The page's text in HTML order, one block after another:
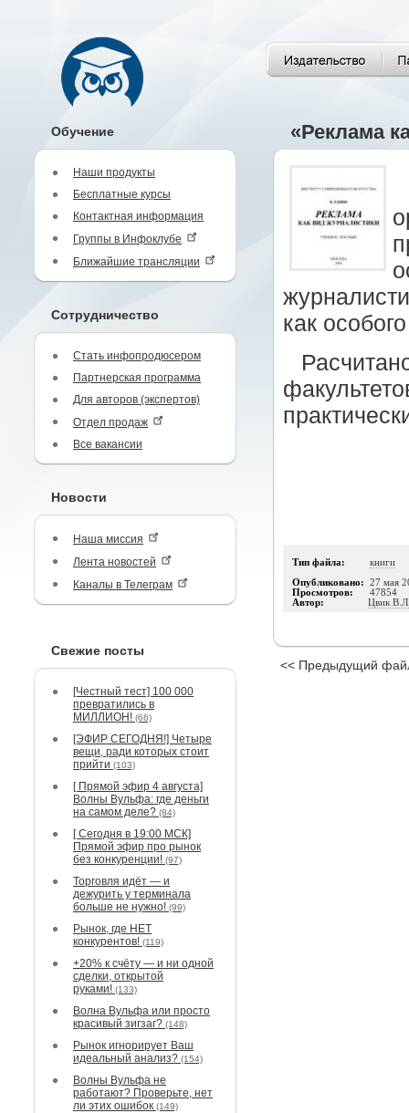
Обучение
Наши продукты
Бесплатные курсы
Контактная информация
Группы в Инфоклубе
Ближайшие трансляции
Сотрудничество
Стать инфопродюсером
Партнерская программа
Для авторов (экспертов)
Отдел продаж
Все вакансии
Новости
Наша миссия
Лента новостей
Каналы в Телеграм
Свежие посты
[Честный тест] 100 000
превратились в
МИЛЛИОН! (66)
[ЭФИР СЕГОДНЯ!] Четыре
вещи, ради которых стоит
прийти (103)
[ Прямой эфир 4 августа]
Волны Вульфа: где деньги
на самом деле? (84)
[ Сегодня в 19:00 МСК]
Прямой эфир про рынок
без конкуренции! (97)
Торговля идёт — и
дежурить у терминала
больше не нужно! (99)
Рынок, где НЕТ
конкурентов! (119)
+20% к счёту — и ни одной
сделки, открытой
руками! (133)
Волна Вульфа или просто
красивый зигзаг? (148)
Рынок игнорирует Ваш
идеальный анализ? (154)
Волны Вульфа не
работают? Проверьте, нет
ли этих ошибок (149)
«Реклама
как
Тип файла: книги
Опубликовано: 27 мая
Просмотров: 47854
Автор: Цвик
<< Предыдущий